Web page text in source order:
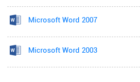
Microsoft Word 2007
Microsoft Word 2003